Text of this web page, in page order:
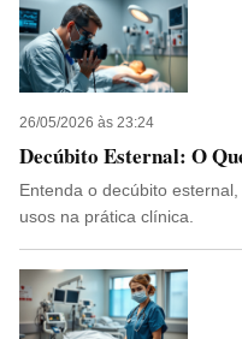
26/05/2026 às 23:24
Decúbito Esternal: O
Entenda o decúbito
usos na prática clínica.